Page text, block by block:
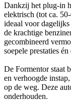
Dankzij het plug-in
elektrisch (tot ca.
ideaal voor
de krachtige
gecombineerd
soepele prestaties
De Formentor staat
en verhoogde
op de weg. Deze
onderhouden.